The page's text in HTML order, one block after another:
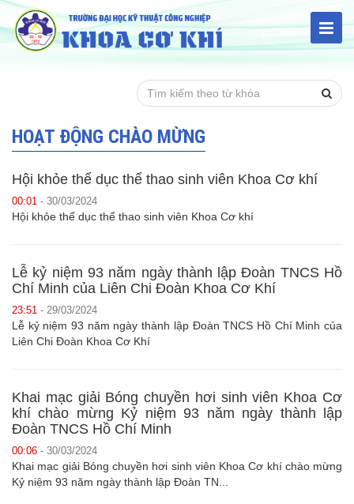
HOẠT ĐỘNG CHÀO MỪNG
Hội khỏe thể dục thể thao sinh viên Khoa Cơ khí
00:01 - 30/03/2024
Hội khỏe thể dục thể thao sinh viên Khoa Cơ khí
Lễ kỷ niệm 93 năm ngày thành lập Đoàn TNCS Hồ
Chí Minh của Liên Chi Đoàn Khoa Cơ Khí
23:51 - 29/03/2024
Lễ kỷ niệm 93 năm ngày thành lập Đoàn TNCS Hồ Chí Minh của
Liên Chi Đoàn Khoa Cơ Khí
Khai mạc giải Bóng chuyền hơi sinh viên Khoa Cơ
khí chào mừng Kỷ niệm 93 năm ngày thành lập
Đoàn TNCS Hồ Chí Minh
00:06 - 30/03/2024
Khai mạc giải Bóng chuyền hơi sinh viên Khoa Cơ khí chào mừng
Kỷ niệm 93 năm ngày thành lập Đoàn TN...